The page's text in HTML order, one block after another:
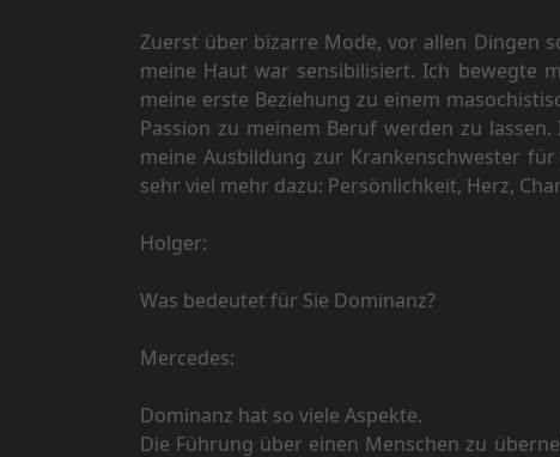
Zuerst über bizarre Mode, vor allen Dingen
meine Haut war sensibilisiert. Ich bewegte
meine erste Beziehung zu einem
Passion zu meinem Beruf werden zu
meine Ausbildung zur Krankenschwester
sehr viel mehr dazu: Persönlichkeit, Herz,
Holger:
Was bedeutet für Sie Dominanz?
Mercedes:
Dominanz hat so viele Aspekte.
Die Führung über einen Menschen zu